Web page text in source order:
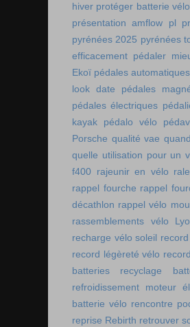
hiver protéger batterie vélo
présentation amflow pl
pyrénées 2025 pyrénées
efficacement pédaler
Ekoï pédales
look date
pédales
pédales électriques
kayak
pédalo vélo
Porsche qualité vae
quelle utilisation pour un
f400 rajeunir en vélo
rappel fourche rappel
décathlon rappel vélo
rassemblements vélo
recharge vélo soleil
record légèreté vélo
batteries
recyclage
refroidissement moteur
batterie vélo rencontre
reprise Rebirth retrouver